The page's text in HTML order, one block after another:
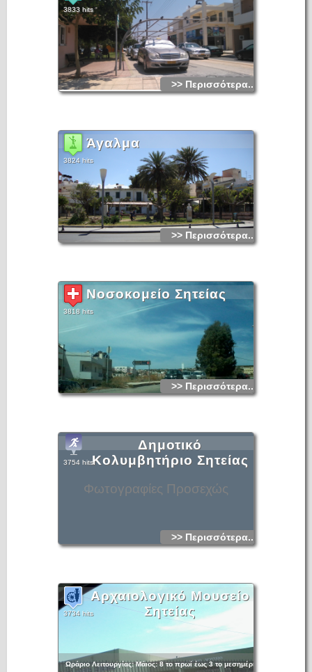
3833 hits
>> Περισσότερα...
Άγαλμα
3824 hits
>> Περισσότερα...
Νοσοκομείο Σητείας
3818 hits
>> Περισσότερα...
Φωτογραφίες Προσεχώς
Δημοτικό
Κολυμβητήριο Σητείας
3754 hits
>> Περισσότερα...
Αρχαιολογικό Μουσείο
Σητείας
3734 hits
Ωράριο Λειτουργίας: Μάιος: 8 το πρωί έως 3 το μεσημέρι